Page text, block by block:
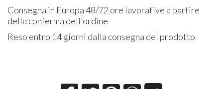
Consegna in Europa 48/72 ore lavorative a partire
della conferma dell'ordine
Reso entro 14 giorni dalla consegna del prodotto